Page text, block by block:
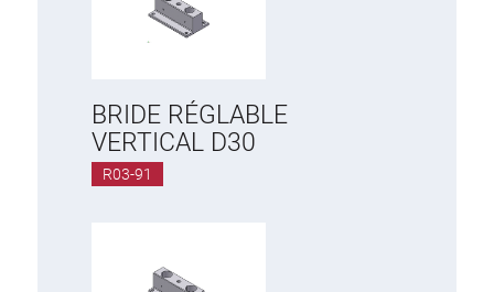
BRIDE RÉGLABLE
VERTICAL D30
R03-91